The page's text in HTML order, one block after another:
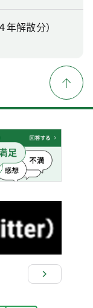
年解散分）